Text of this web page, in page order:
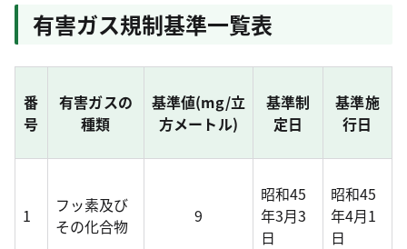
有害ガス規制基準一覧表
番
号
有害ガスの
種類
基準値(mg/立
方メートル)
基準制
定日
基準施
行日
1
フッ素及び
その化合物
9
昭和45
年3月3
日
昭和45
年4月1
日